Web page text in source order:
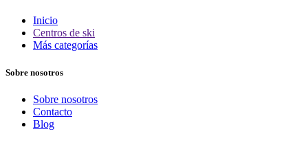
Inicio
Centros de ski
Más categorías
Sobre nosotros
Sobre nosotros
Contacto
Blog